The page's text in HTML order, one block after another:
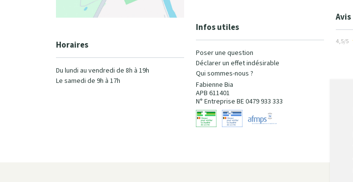
Horaires
Du lundi au vendredi de 8h à 19h
Le samedi de 9h à 17h
Infos utiles
Poser une question
Déclarer un effet indésirable
Qui sommes-nous ?
Fabienne Bia
APB 611401
N° Entreprise BE 0479 933 333
Avis
4,5/5